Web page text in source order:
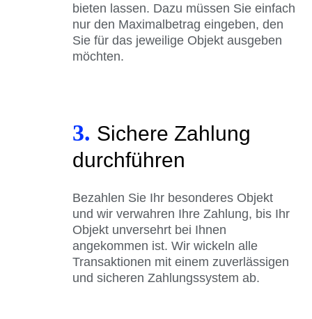
bieten lassen. Dazu müssen Sie einfach
nur den Maximalbetrag eingeben, den
Sie für das jeweilige Objekt ausgeben
möchten.
3. Sichere Zahlung
durchführen
Bezahlen Sie Ihr besonderes Objekt
und wir verwahren Ihre Zahlung, bis Ihr
Objekt unversehrt bei Ihnen
angekommen ist. Wir wickeln alle
Transaktionen mit einem zuverlässigen
und sicheren Zahlungssystem ab.